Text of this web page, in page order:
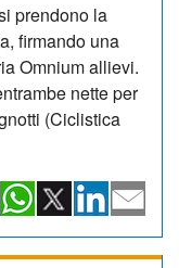
prendono la
firmando una
Omnium allievi.
nette per
(Ciclistica